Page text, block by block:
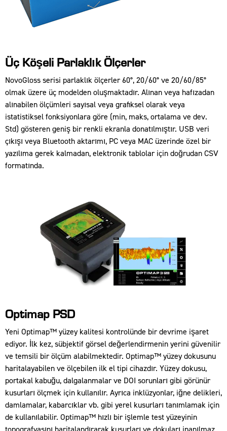
Üç Köşeli Parlaklık Ölçerler
NovoGloss serisi parlaklık ölçerler 60°, 20/60° ve 20/60/85°
olmak üzere üç modelden oluşmaktadır. Alınan veya hafızadan
alınabilen ölçümleri sayısal veya grafiksel olarak veya
istatistiksel fonksiyonlara göre (min, maks, ortalama ve dev.
Std) gösteren geniş bir renkli ekranla donatılmıştır. USB veri
çıkışı veya Bluetooth aktarımı, PC veya MAC üzerinde özel bir
yazılıma gerek kalmadan, elektronik tablolar için doğrudan CSV
formatında.
Optimap PSD
Yeni Optimap™ yüzey kalitesi kontrolünde bir devrime işaret
ediyor. İlk kez, sübjektif görsel değerlendirmenin yerini güvenilir
ve temsili bir ölçüm alabilmektedir. Optimap™ yüzey dokusunu
haritalayabilen ve ölçebilen ilk el tipi cihazdır. Yüzey dokusu,
portakal kabuğu, dalgalanmalar ve DOI sorunları gibi görünür
kusurları ölçmek için kullanılır. Ayrıca inklüzyonlar, iğne delikleri,
damlamalar, kabarcıklar vb. gibi yerel kusurları tanımlamak için
de kullanılabilir. Optimap™ hızlı bir işlemle test yüzeyinin